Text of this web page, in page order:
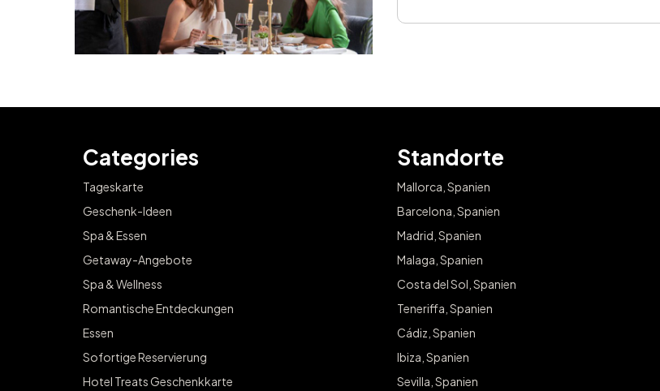
Categories
Tageskarte
Geschenk-Ideen
Spa & Essen
Getaway-Angebote
Spa & Wellness
Romantische Entdeckungen
Essen
Sofortige Reservierung
Hotel Treats Geschenkkarte
Standorte
Mallorca, Spanien
Barcelona, Spanien
Madrid, Spanien
Malaga, Spanien
Costa del Sol, Spanien
Teneriffa, Spanien
Cádiz, Spanien
Ibiza, Spanien
Sevilla, Spanien